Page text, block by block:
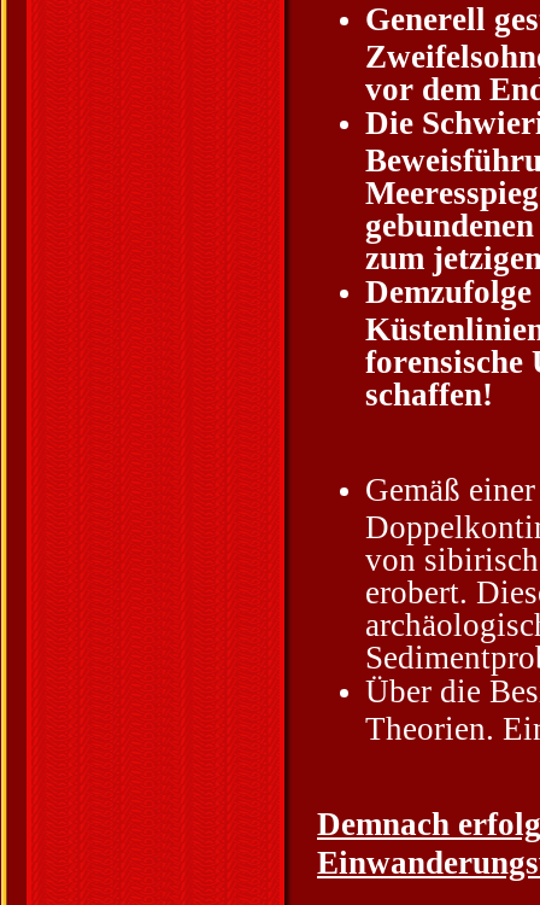
Generell
vor dem
Die
zum
forensische
schaffen!
Gemäß
von
erobert.
Über die
Theorien.
Demnach